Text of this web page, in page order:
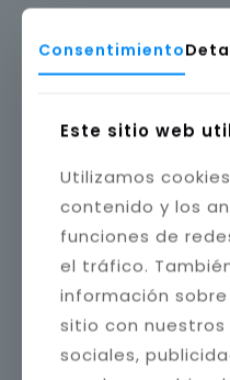
Consentimiento
Este sitio web
Utilizamos
contenido y los
funciones de
el tráfico.
información
sitio con
sociales,